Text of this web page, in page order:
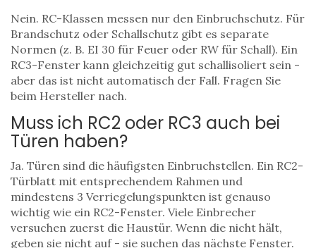
Nein. RC-Klassen messen nur den Einbruchschutz. Für
Brandschutz oder Schallschutz gibt es separate
Normen (z. B. EI 30 für Feuer oder RW für Schall). Ein
RC3-Fenster kann gleichzeitig gut schallisoliert sein -
aber das ist nicht automatisch der Fall. Fragen Sie
beim Hersteller nach.
Muss ich RC2 oder RC3 auch bei
Türen haben?
Ja. Türen sind die häufigsten Einbruchstellen. Ein RC2-
Türblatt mit entsprechendem Rahmen und
mindestens 3 Verriegelungspunkten ist genauso
wichtig wie ein RC2-Fenster. Viele Einbrecher
versuchen zuerst die Haustür. Wenn die nicht hält,
geben sie nicht auf - sie suchen das nächste Fenster.